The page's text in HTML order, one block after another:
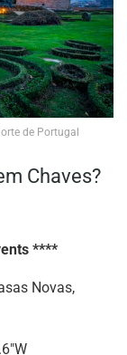
de Portugal
Chaves?
****
Novas,